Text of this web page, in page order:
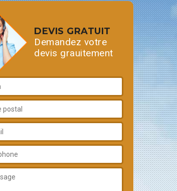
DEVIS GRATUIT
Demandez votre
devis grauitement